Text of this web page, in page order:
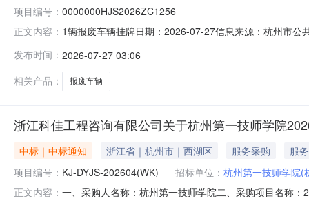
项目编号： 0000000HJS2026ZC1256
正文内容： 1辆报废车辆挂牌日期：2026-07-27信息来源：杭州市
发布时间： 2026-07-27 03:06
相关产品：
报废车辆
浙江科佳工程咨询有限公司关于杭州第一技师学院
中标｜中标通知 浙江省｜杭州市｜西湖区 服务采购
服务
项目编号： KJ-DYJS-202604(WK) 招标单位： 杭州第一技师学院(
正文内容： 一、采购人名称：杭州第一技师学院二、采购项目名称